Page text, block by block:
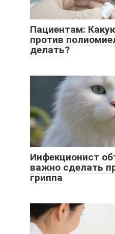
Пациентам:
против
делать?
Инфекционист
важно сделать
гриппа